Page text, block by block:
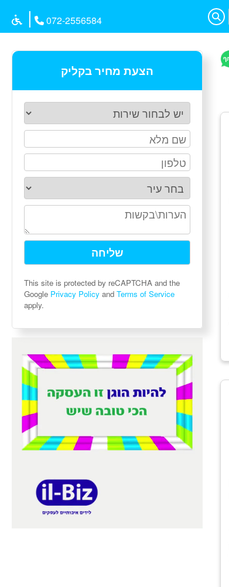
072-2556584
|
הצעת מחיר בקליק
This site is protected by reCAPTCHA and the
Google Privacy Policy and Terms of Service
apply.